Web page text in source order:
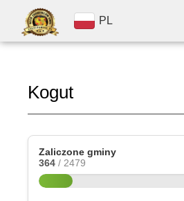
PL
Kogut
Zaliczone gminy
364 / 2479